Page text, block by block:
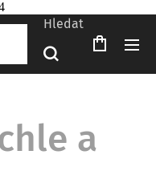
Hledat
a